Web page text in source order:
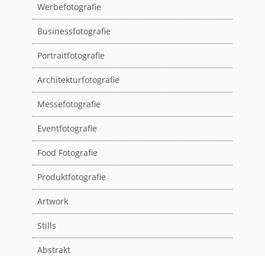
Werbefotografie
Businessfotografie
Portraitfotografie
Architekturfotografie
Messefotografie
Eventfotografie
Food Fotografie
Produktfotografie
Artwork
Stills
Abstrakt